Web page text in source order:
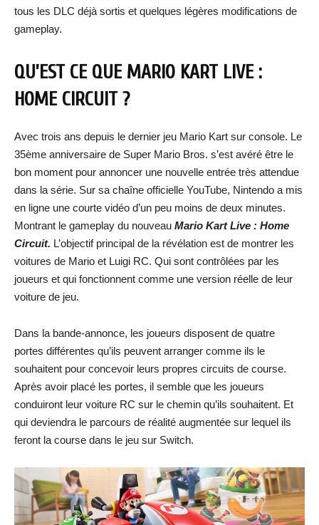
tous les DLC déjà sortis et quelques légères modifications de
gameplay.
QU’EST CE QUE MARIO KART LIVE :
HOME CIRCUIT ?
Avec trois ans depuis le dernier jeu Mario Kart sur console. Le
35ème anniversaire de Super Mario Bros. s’est avéré être le
bon moment pour annoncer une nouvelle entrée très attendue
dans la série. Sur sa chaîne officielle YouTube, Nintendo a mis
en ligne une courte vidéo d’un peu moins de deux minutes.
Montrant le gameplay du nouveau Mario Kart Live : Home
Circuit. L’objectif principal de la révélation est de montrer les
voitures de Mario et Luigi RC. Qui sont contrôlées par les
joueurs et qui fonctionnent comme une version réelle de leur
voiture de jeu.
Dans la bande-annonce, les joueurs disposent de quatre
portes différentes qu’ils peuvent arranger comme ils le
souhaitent pour concevoir leurs propres circuits de course.
Après avoir placé les portes, il semble que les joueurs
conduiront leur voiture RC sur le chemin qu’ils souhaitent. Et
qui deviendra le parcours de réalité augmentée sur lequel ils
feront la course dans le jeu sur Switch.